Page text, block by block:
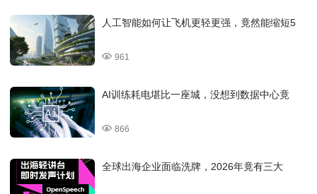
人工智能如何让飞机更轻更强，竟然能缩短5
961
AI训练耗电堪比一座城，没想到数据中心竟
866
全球出海企业面临洗牌，2026年竟有三大